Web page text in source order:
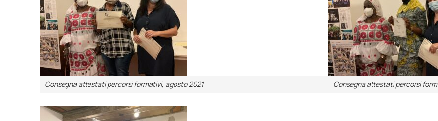
Consegna attestati percorsi formativi, agosto 2021 Consegna attestati percorsi